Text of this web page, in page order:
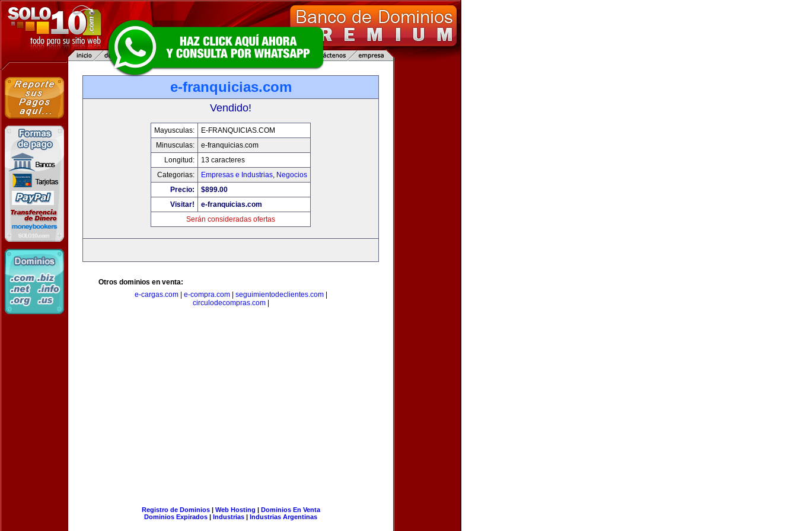
e-franquicias.com
Vendido!
Mayusculas:
E-FRANQUICIAS.COM
Minusculas:
e-franquicias.com
Longitud:
13 caracteres
Categorias:
Empresas e Industrias, Negocios
Precio:
$899.00
Visitar!
e-franquicias.com
Serán consideradas ofertas
Otros dominios en venta:
e-cargas.com| e-compra.com| seguimientodeclientes.com|
circulodecompras.com|
Registro de Dominios| Web Hosting | Dominios En Venta
Dominios Expirados | Industrias | Industrias Argentinas